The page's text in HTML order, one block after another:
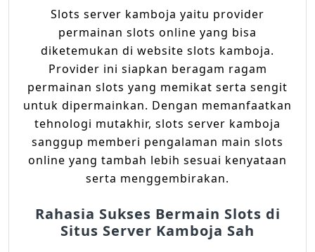
Slots server kamboja yaitu provider
permainan slots online yang bisa
diketemukan di website slots kamboja.
Provider ini siapkan beragam ragam
permainan slots yang memikat serta sengit
untuk dipermainkan. Dengan memanfaatkan
tehnologi mutakhir, slots server kamboja
sanggup memberi pengalaman main slots
online yang tambah lebih sesuai kenyataan
serta menggembirakan.
Rahasia Sukses Bermain Slots di
Situs Server Kamboja Sah